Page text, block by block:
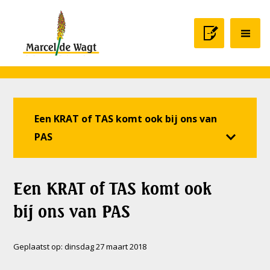
Een KRAT of TAS komt ook bij ons van
PAS
Een KRAT of TAS komt ook
bij ons van PAS
Geplaatst op:dinsdag 27 maart 2018